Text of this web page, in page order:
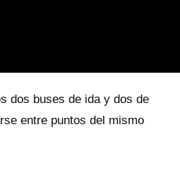
dos buses de ida y dos de
entre puntos del mismo